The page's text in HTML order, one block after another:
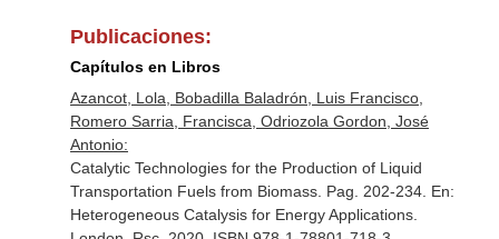
Publicaciones:
Capítulos en Libros
Azancot, Lola, Bobadilla Baladrón, Luis Francisco,
Romero Sarria, Francisca, Odriozola Gordon, José
Antonio:
Catalytic Technologies for the Production of Liquid
Transportation Fuels from Biomass. Pag. 202-234. En:
Heterogeneous Catalysis for Energy Applications.